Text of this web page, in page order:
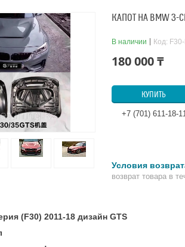
КАПОТ НА BMW 3-
В наличии Код:
180 000 ₸
КУПИТЬ
+7 (701) 611-18-
возврат товара в
(F30) 2011-18 дизайн GTS